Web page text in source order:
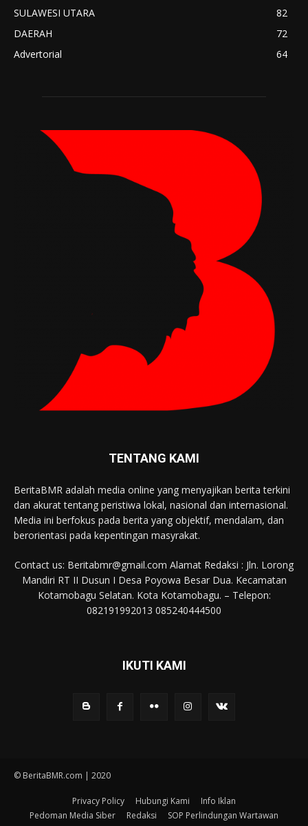
SULAWESI UTARA
82
DAERAH
72
Advertorial
64
TENTANG KAMI
BeritaBMR adalah media online yang menyajikan berita terkini
dan akurat tentang peristiwa lokal, nasional dan internasional.
Media ini berfokus pada berita yang objektif, mendalam, dan
berorientasi pada kepentingan masyrakat.
Contact us: Beritabmr@gmail.com Alamat Redaksi : Jln. Lorong
Mandiri RT II Dusun I Desa Poyowa Besar Dua. Kecamatan
Kotamobagu Selatan. Kota Kotamobagu. – Telepon:
082191992013 085240444500
IKUTI KAMI
© BeritaBMR.com | 2020
Privacy Policy Hubungi Kami
Info Iklan
Pedoman Media Siber
Redaksi
SOP Perlindungan Wartawan